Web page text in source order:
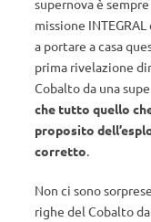
supernova è
missione
a portare a casa
prima rivelazione
Cobalto da una
che tutto quello
proposito
corretto.
Non ci sono
righe del Cobalto